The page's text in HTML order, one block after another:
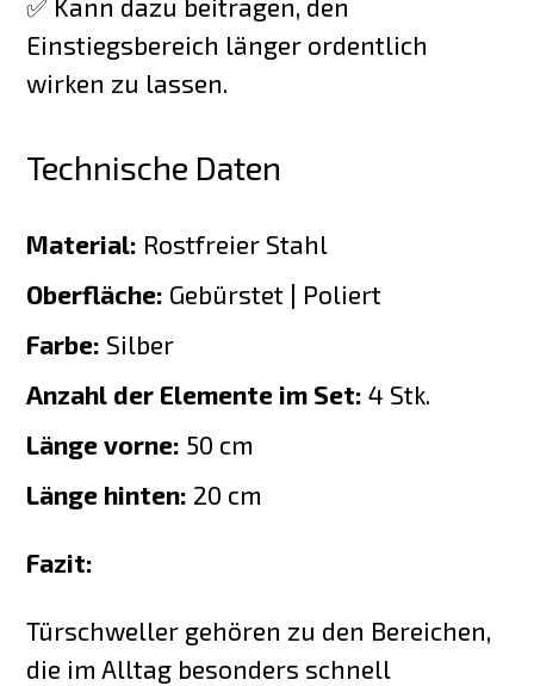
✅ Kann dazu beitragen, den
Einstiegsbereich länger ordentlich
wirken zu lassen.
Technische Daten
Material: Rostfreier Stahl
Oberfläche: Gebürstet | Poliert
Farbe: Silber
Anzahl der Elemente im Set: 4 Stk.
Länge vorne: 50 cm
Länge hinten: 20 cm
Fazit:
Türschweller gehören zu den Bereichen,
die im Alltag besonders schnell